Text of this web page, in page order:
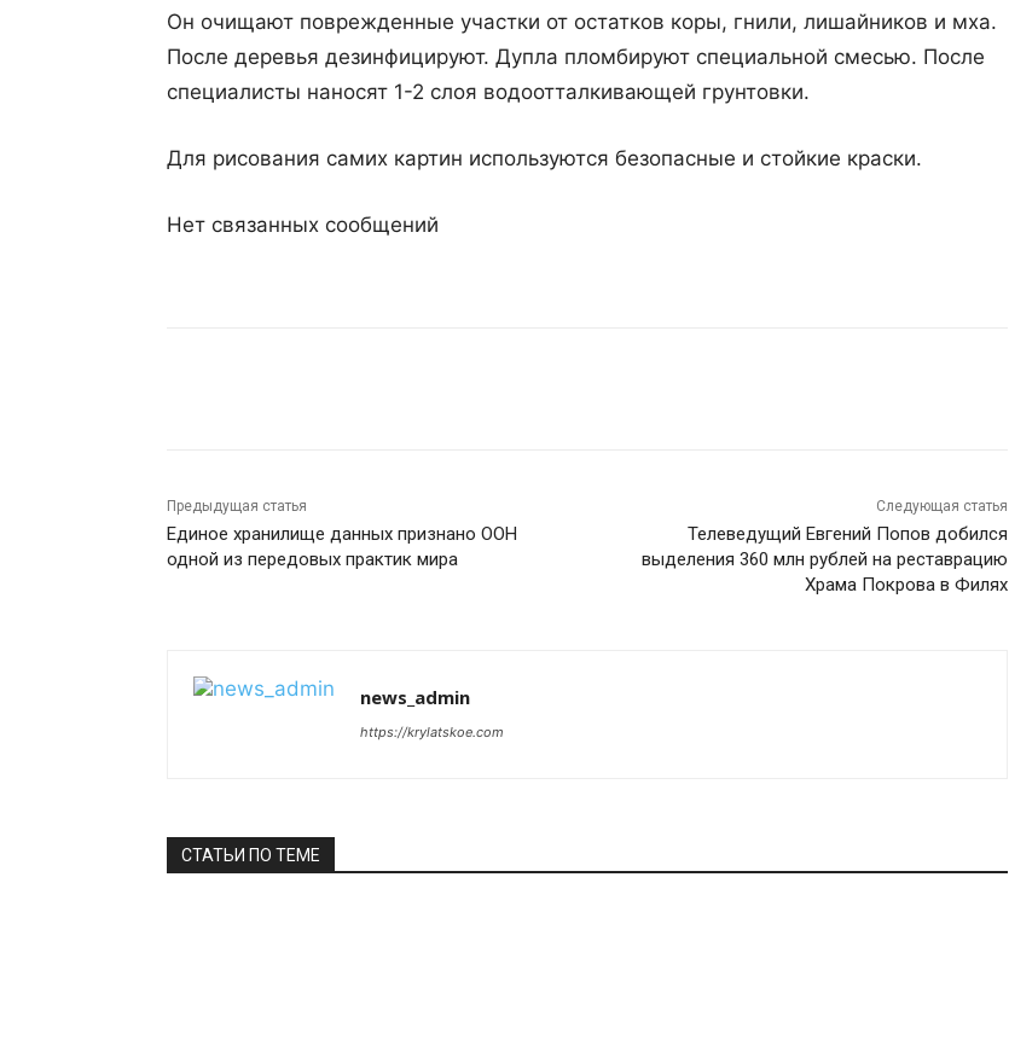
Он очищают поврежденные участки от остатков коры, гнили, лишайников и мха.
После деревья дезинфицируют. Дупла пломбируют специальной смесью. После
специалисты наносят 1-2 слоя водоотталкивающей грунтовки.
Для рисования самих картин используются безопасные и стойкие краски.
Нет связанных сообщений
Предыдущая статья
Единое хранилище данных признано ООН
одной из передовых практик мира
Следующая статья
Телеведущий Евгений Попов добился
выделения 360 млн рублей на реставрацию
Храма Покрова в Филях
news_admin
https://krylatskoe.com
СТАТЬИ ПО ТЕМЕ